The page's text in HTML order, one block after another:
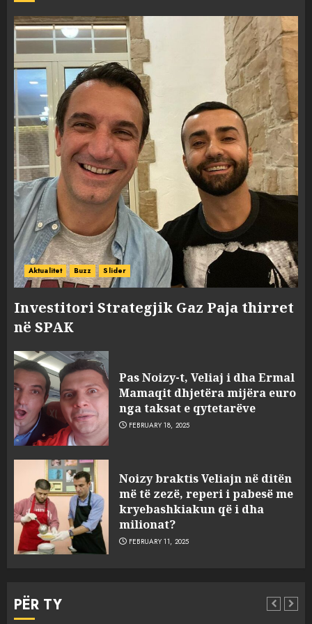
Aktualitet Buzz Slider
Investitori Strategjik Gaz Paja thirret
në SPAK
Pas Noizy-t, Veliaj i dha Ermal
Mamaqit dhjetëra mijëra euro
nga taksat e qytetarëve
FEBRUARY 18, 2025
Noizy braktis Veliajn në ditën
më të zezë, reperi i pabesë me
kryebashkiakun që i dha
milionat?
FEBRUARY 11, 2025
PËR TY
3
sulmuan “One Albania”,
ngjarja u fsheh. A u vodhën
serverat?
MARCH 25, 2025